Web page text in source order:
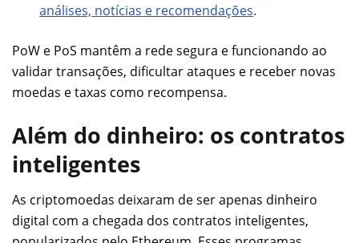
análises, notícias e recomendações.
PoW e PoS mantêm a rede segura e funcionando ao
validar transações, dificultar ataques e receber novas
moedas e taxas como recompensa.
Além do dinheiro: os contratos
inteligentes
As criptomoedas deixaram de ser apenas dinheiro
digital com a chegada dos contratos inteligentes,